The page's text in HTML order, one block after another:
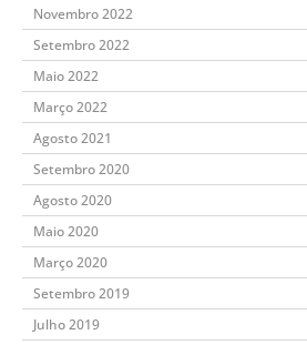
Novembro 2022
Setembro 2022
Maio 2022
Março 2022
Agosto 2021
Setembro 2020
Agosto 2020
Maio 2020
Março 2020
Setembro 2019
Julho 2019